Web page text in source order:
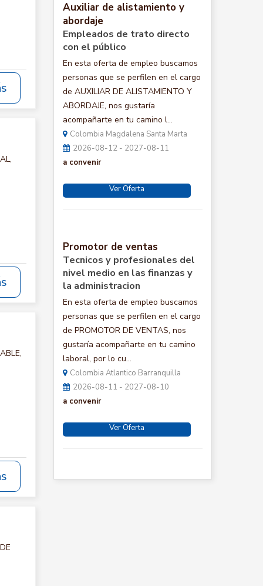
Auxiliar de alistamiento y
abordaje
Empleados de trato directo
con el público
En esta oferta de empleo buscamos
personas que se perfilen en el cargo
de AUXILIAR DE ALISTAMIENTO Y
ABORDAJE, nos gustaría
acompañarte en tu camino l...
Colombia Magdalena Santa Marta
2026-08-12 - 2027-08-11
a convenir
Ver Oferta
Promotor de ventas
Tecnicos y profesionales del
nivel medio en las finanzas y
la administracion
En esta oferta de empleo buscamos
personas que se perfilen en el cargo
de PROMOTOR DE VENTAS, nos
gustaría acompañarte en tu camino
laboral, por lo cu...
Colombia Atlantico Barranquilla
2026-08-11 - 2027-08-10
a convenir
Ver Oferta